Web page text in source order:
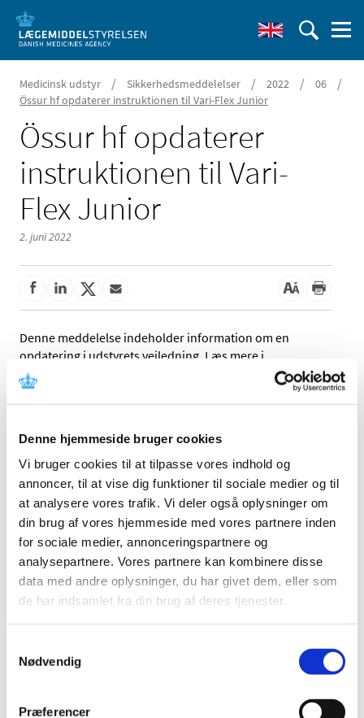
Denne hjemmeside bruger cookies
Vi bruger cookies til at tilpasse vores indhold og
annoncer, til at vise dig funktioner til sociale medier og til
at analysere vores trafik. Vi deler også oplysninger om
din brug af vores hjemmeside med vores partnere inden
for sociale medier, annonceringspartnere og
analysepartnere. Vores partnere kan kombinere disse
data med andre oplysninger, du har givet dem, eller som
de har indsamlet fra din brug af deres tjenester.
Nødvendig
Præferencer
Medicinsk udstyr / Sikkerhedsmeddelelser / 2022 / 06 /
Össur hf opdaterer instruktionen til Vari-Flex Junior
Össur hf opdaterer
instruktionen til Vari-
Flex Junior
2. juni 2022
Denne meddelelse indeholder information om en
opdatering i udstyrets vejledning. Læs mere i
meddelelsen fra fabrikanten.
Produkt: Vari-Flex Junior
Fabrikant: Össur hf
Fabrikantens referencenummer: FA220301
Lægemiddelstyrelsens sagsnummer: 2022060334
Emner
Medicinsk udstyr
Relateret indhold